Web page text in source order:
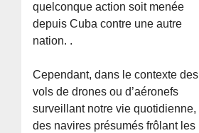
quelconque action soit menée
depuis Cuba contre une autre
nation. .
Cependant, dans le contexte des
vols de drones ou d’aéronefs
surveillant notre vie quotidienne,
des navires présumés frôlant les